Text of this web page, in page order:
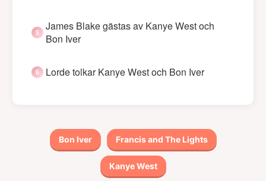
James Blake gästas av Kanye West och
Bon Iver
Lorde tolkar Kanye West och Bon Iver
Bon Iver Francis and The Lights
Kanye West